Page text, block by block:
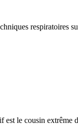
respiratoires
est le cousin extrême